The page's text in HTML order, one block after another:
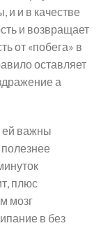
и и в качестве
и возвращает
от «побега» в
оставляет
а
ей важны
плюс
мозг
в без